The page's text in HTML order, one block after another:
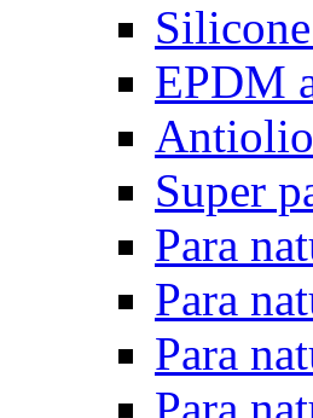
EPDM
Super
Para
Para
Para